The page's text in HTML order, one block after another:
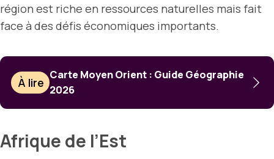
région est riche en ressources naturelles mais fait
face à des défis économiques importants.
À lire
Carte Moyen Orient : Guide Géographie
2026
Afrique de l’Est